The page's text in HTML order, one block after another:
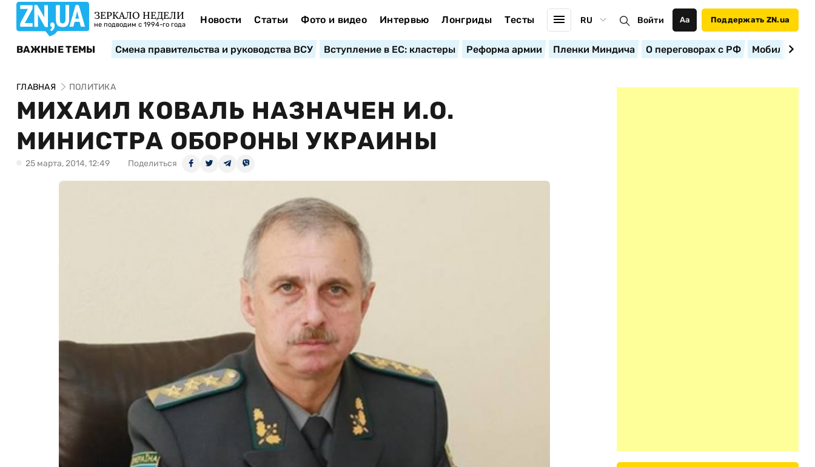
ЗЕРКАЛО НЕДЕЛИ
не подводим с 1994-го года Новости Статьи Фото и видео Интервью Лонгриды Тесты RU Войти Аа Поддержать ZN.ua
ВАЖНЫЕ ТЕМЫ Смена правительства и руководства ВСУ Вступление в ЕС: кластеры Реформа армии Пленки Миндича О переговорах с РФ
ГЛАВНАЯ ПОЛИТИКА
МИХАИЛ КОВАЛЬ НАЗНАЧЕН И.О.
МИНИСТРА ОБОРОНЫ УКРАИНЫ
25 марта, 2014, 12:49 Поделиться